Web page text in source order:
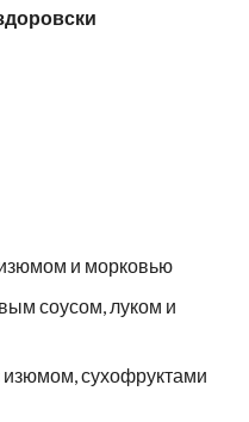
и морковью
соусом, луком и
сухофруктами